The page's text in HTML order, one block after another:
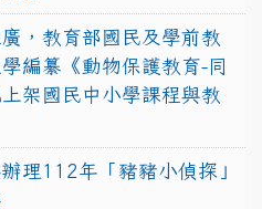
，教育部國民及學前教
編纂《動物保護教育-同
架國民中小學課程與教
理112年「豬豬小偵探」